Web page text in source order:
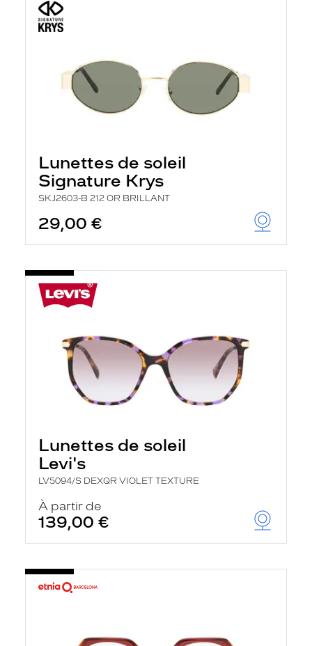
Lunettes de soleil
Signature Krys
SKJ2603-B 212 OR BRILLANT
29,00 €
Lunettes de soleil
Levi's
LV5094/S DEXQR VIOLET TEXTURE
À partir de
139,00 €